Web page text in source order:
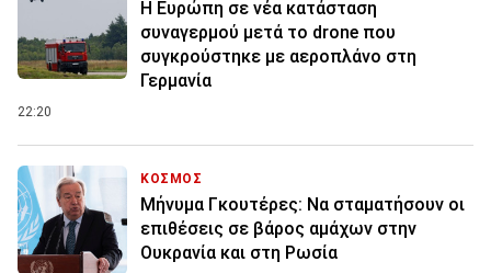
Η Ευρώπη σε νέα κατάσταση
συναγερμού μετά το drone που
συγκρούστηκε με αεροπλάνο στη
Γερμανία
22:20
ΚΟΣΜΟΣ
Μήνυμα Γκουτέρες: Να σταματήσουν οι
επιθέσεις σε βάρος αμάχων στην
Ουκρανία και στη Ρωσία